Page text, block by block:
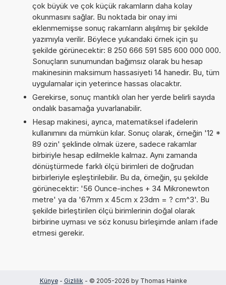
çok büyük ve çok küçük rakamların daha kolay
okunmasını sağlar. Bu noktada bir onay imi
eklenmemişse sonuç rakamların alışılmış bir şekilde
yazımıyla verilir. Böylece yukarıdaki örnek için şu
şekilde görünecektir: 8 250 666 591 585 600 000 000.
Sonuçların sunumundan bağımsız olarak bu hesap
makinesinin maksimum hassasiyeti 14 hanedir. Bu, tüm
uygulamalar için yeterince hassas olacaktır.
Gerekirse, sonuç mantıklı olan her yerde belirli sayıda
ondalık basamağa yuvarlanabilir.
Hesap makinesi, ayrıca, matematiksel ifadelerin
kullanımını da mümkün kılar. Sonuç olarak, örneğin '12 *
89 ozin' şeklinde olmak üzere, sadece rakamlar
birbiriyle hesap edilmekle kalmaz. Aynı zamanda
dönüştürmede farklı ölçü birimleri de doğrudan
birbirleriyle eşleştirilebilir. Bu da, örneğin, şu şekilde
görünecektir: '56 Ounce-inches + 34 Mikronewton
metre' ya da '67mm x 45cm x 23dm = ? cm^3'. Bu
şekilde birleştirilen ölçü birimlerinin doğal olarak
birbirine uyması ve söz konusu birleşimde anlam ifade
etmesi gerekir.
Künye- Gizlilik - © 2005-2026 by Thomas Hainke